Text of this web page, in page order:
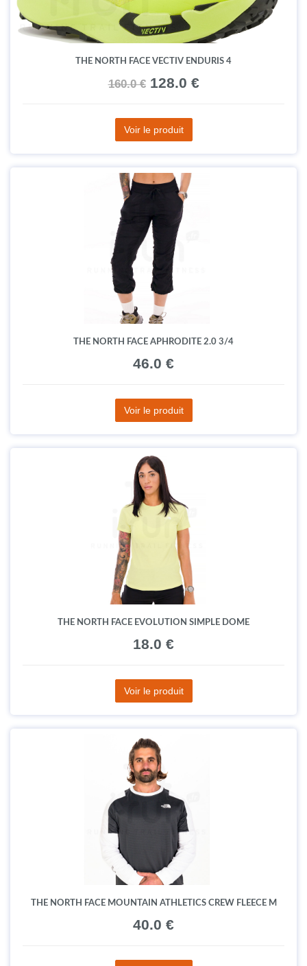
THE NORTH FACE VECTIV ENDURIS 4
160.0 €128.0 €
Voir le produit
THE NORTH FACE APHRODITE 2.0 3/4
46.0 €
Voir le produit
THE NORTH FACE EVOLUTION SIMPLE DOME
18.0 €
Voir le produit
THE NORTH FACE MOUNTAIN ATHLETICS CREW FLEECE M
40.0 €